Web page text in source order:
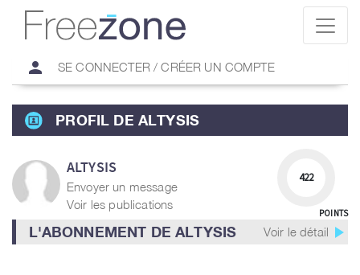
person SE CONNECTER / CRÉER UN COMPTE
PROFIL DE ALTYSIS
ALTYSIS
Envoyer un message
Voir les publications
422
POINTS
L'ABONNEMENT DE ALTYSIS Voir le détail play_arrow